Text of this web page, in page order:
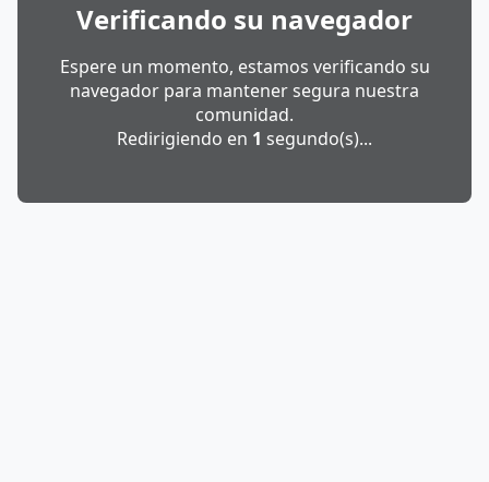
Verificando su navegador
Espere un momento, estamos verificando su
navegador para mantener segura nuestra
comunidad.
Redirigiendo en 1 segundo(s)...